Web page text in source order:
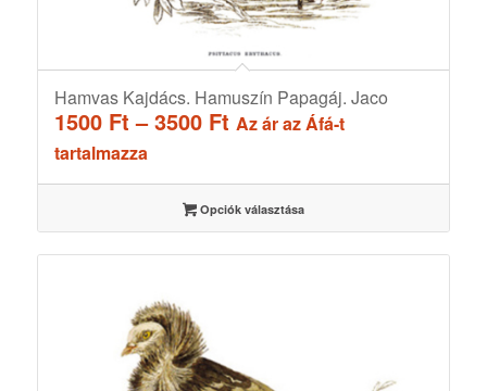
Hamvas Kajdács. Hamuszín Papagáj. Jaco
1500 Ft – 3500 FtÁrtartomány:
3500 Ft
Az ár az Áfá-t
tartalmazza
Opciók választása